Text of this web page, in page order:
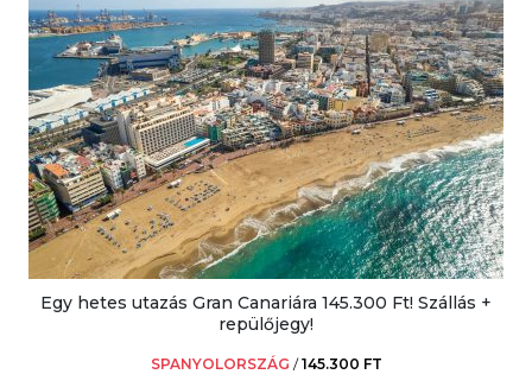
Egy hetes utazás Gran Canariára 145.300 Ft! Szállás +
repülőjegy!
SPANYOLORSZÁG /145.300 FT